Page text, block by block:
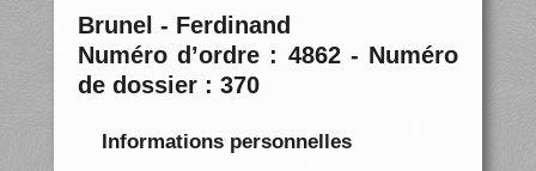
Brunel - Ferdinand
Numéro d’ordre : 4862 - Numéro
de dossier : 370
Informations personnelles